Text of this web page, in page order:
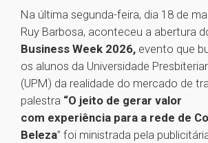
Na última segunda-feira, dia 18 de
Ruy Barbosa, aconteceu a abertura
Business Week 2026, evento que
os alunos da Universidade
(UPM) da realidade do mercado de
palestra “O jeito de gerar valor
com experiência para a rede de
Beleza” foi ministrada pela